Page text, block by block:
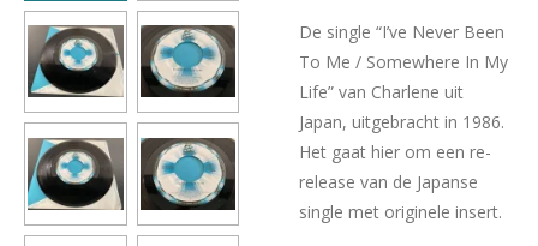
De single “I’ve Never Been
To Me / Somewhere In My
Life” van Charlene uit
Japan, uitgebracht in 1986.
Het gaat hier om een re-
release van de Japanse
single met originele insert.